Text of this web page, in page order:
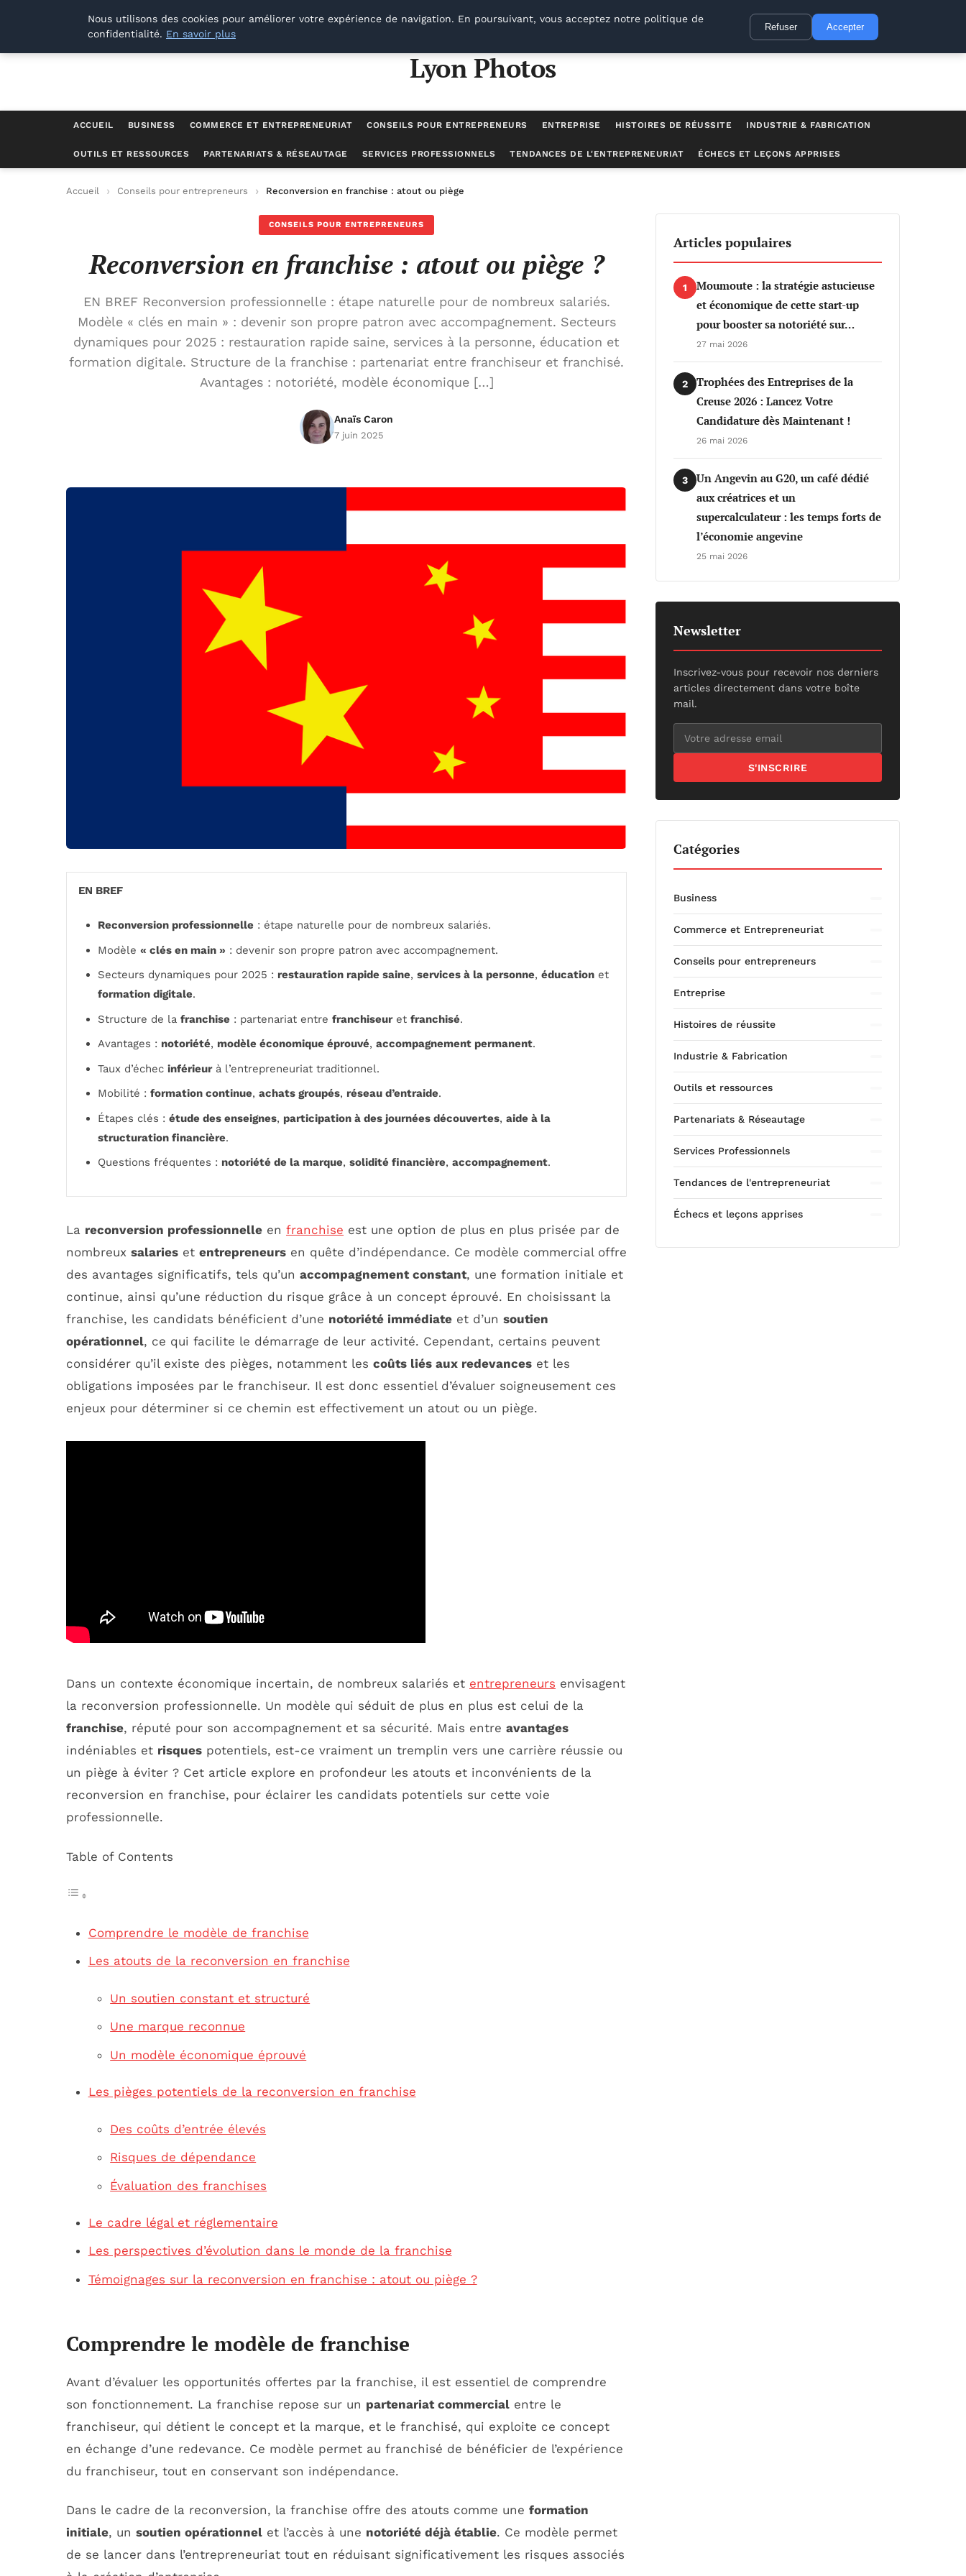
Lyon Photos
Lyon Photos
ACCUEIL BUSINESS COMMERCE ET ENTREPRENEURIAT CONSEILS POUR ENTREPRENEURS ENTREPRISE HISTOIRES DE RÉUSSITE INDUSTRIE & FABRICATION
OUTILS ET RESSOURCES PARTENARIATS & RÉSEAUTAGE SERVICES PROFESSIONNELS TENDANCES DE L'ENTREPRENEURIAT ÉCHECS ET LEÇONS APPRISES
Accueil Conseils pour entrepreneurs Reconversion en franchise : atout ou piège ?
CONSEILS POUR ENTREPRENEURS
Reconversion en franchise : atout ou piège ?
EN BREF Reconversion professionnelle : étape naturelle pour de nombreux salariés.
Modèle « clés en main » : devenir son propre patron avec accompagnement. Secteurs
dynamiques pour 2025 : restauration rapide saine, services à la personne, éducation et
formation digitale. Structure de la franchise : partenariat entre franchiseur et franchisé.
Avantages : notoriété, modèle économique […]
Anaïs Caron
7 juin 2025
EN BREF
Reconversion professionnelle : étape naturelle pour de nombreux salariés.
Modèle « clés en main » : devenir son propre patron avec accompagnement.
Secteurs dynamiques pour 2025 : restauration rapide saine, services à la personne, éducation et
formation digitale.
Structure de la franchise : partenariat entre franchiseuret franchisé.
Avantages : notoriété, modèle économique éprouvé, accompagnement permanent.
Taux d’échec inférieurà l’entrepreneuriat traditionnel.
Mobilité : formation continue, achats groupés, réseau d’entraide.
Étapes clés : étude des enseignes, participation à des journées découvertes, aide à la
structuration financière.
Questions fréquentes : notoriété de la marque, solidité financière, accompagnement.
La reconversion professionnelle en franchise est une option de plus en plus prisée par de
nombreux salaries et entrepreneurs en quête d’indépendance. Ce modèle commercial offre
des avantages significatifs, tels qu’un accompagnement constant, une formation initiale et
continue, ainsi qu’une réduction du risque grâce à un concept éprouvé. En choisissant la
franchise, les candidats bénéficient d’une notoriété immédiate et d’un soutien
opérationnel, ce qui facilite le démarrage de leur activité. Cependant, certains peuvent
considérer qu’il existe des pièges, notamment les coûts liés aux redevances et les
obligations imposées par le franchiseur. Il est donc essentiel d’évaluer soigneusement ces
enjeux pour déterminer si ce chemin est effectivement un atout ou un piège.
Dans un contexte économique incertain, de nombreux salariés et entrepreneurs envisagent
la reconversion professionnelle. Un modèle qui séduit de plus en plus est celui de la
franchise, réputé pour son accompagnement et sa sécurité. Mais entre avantages
indéniables et risques potentiels, est-ce vraiment un tremplin vers une carrière réussie ou
un piège à éviter ? Cet article explore en profondeur les atouts et inconvénients de la
reconversion en franchise, pour éclairer les candidats potentiels sur cette voie
professionnelle.
Table of Contents
Comprendre le modèle de franchise
Les atouts de la reconversion en franchise
Un soutien constant et structuré
Une marque reconnue
Un modèle économique éprouvé
Les pièges potentiels de la reconversion en franchise
Des coûts d’entrée élevés
Risques de dépendance
Évaluation des franchises
Le cadre légal et réglementaire
Les perspectives d’évolution dans le monde de la franchise
Témoignages sur la reconversion en franchise : atout ou piège ?
Comprendre le modèle de franchise
Avant d’évaluer les opportunités offertes par la franchise, il est essentiel de comprendre
son fonctionnement. La franchise repose sur un partenariat commercial entre le
franchiseur, qui détient le concept et la marque, et le franchisé, qui exploite ce concept
en échange d’une redevance. Ce modèle permet au franchisé de bénéficier de l’expérience
du franchiseur, tout en conservant son indépendance.
Dans le cadre de la reconversion, la franchise offre des atouts comme une formation
initiale, un soutien opérationnel et l’accès à une notoriété déjà établie. Ce modèle permet
de se lancer dans l’entrepreneuriat tout en réduisant significativement les risques associés
Articles populaires
1
Moumoute : la stratégie astucieuse
et économique de cette start-up
pour booster sa notoriété sur…
27 mai 2026
2
Trophées des Entreprises de la
Creuse 2026 : Lancez Votre
Candidature dès Maintenant !
26 mai 2026
3
Un Angevin au G20, un café dédié
aux créatrices et un
supercalculateur : les temps forts de
l’économie angevine
25 mai 2026
Newsletter
Inscrivez-vous pour recevoir nos derniers
articles directement dans votre boîte
mail.
S'INSCRIRE
Catégories
Business
Commerce et Entrepreneuriat
Conseils pour entrepreneurs
Entreprise
Histoires de réussite
Industrie & Fabrication
Outils et ressources
Partenariats & Réseautage
Services Professionnels
Tendances de l'entrepreneuriat
Échecs et leçons apprises
Nous utilisons des cookies pour améliorer votre expérience de navigation. En poursuivant, vous acceptez notre politique de
confidentialité. En savoir plus
Refuser Accepter